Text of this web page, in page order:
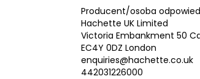
Producent/osoba
Hachette UK Limited
Victoria Embankment 50
EC4Y 0DZ London
enquiries@hachette.co.uk
442031226000